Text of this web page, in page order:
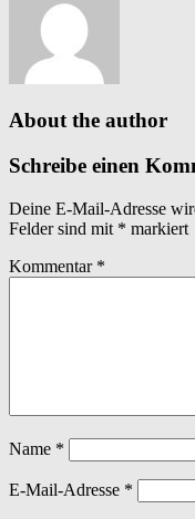
About the author
Schreibe einen
Deine E-Mail-Adresse
Felder sind mit * markiert
Kommentar *
Name *
E-Mail-Adresse *